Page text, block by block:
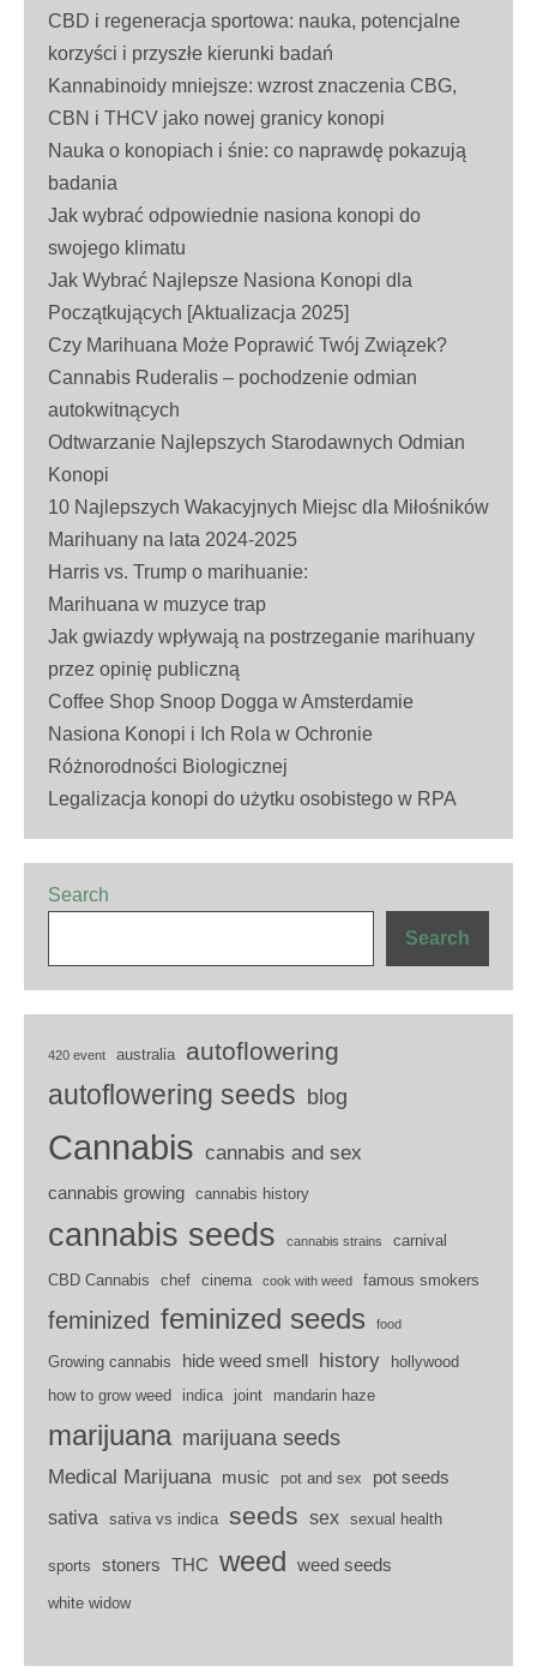
CBD i regeneracja sportowa: nauka, potencjalne
korzyści i przyszłe kierunki badań
Kannabinoidy mniejsze: wzrost znaczenia CBG,
CBN i THCV jako nowej granicy konopi
Nauka o konopiach i śnie: co naprawdę pokazują
badania
Jak wybrać odpowiednie nasiona konopi do
swojego klimatu
Jak Wybrać Najlepsze Nasiona Konopi dla
Początkujących [Aktualizacja 2025]
Czy Marihuana Może Poprawić Twój Związek?
Cannabis Ruderalis – pochodzenie odmian
autokwitnących
Odtwarzanie Najlepszych Starodawnych Odmian
Konopi
10 Najlepszych Wakacyjnych Miejsc dla Miłośników
Marihuany na lata 2024-2025
Harris vs. Trump o marihuanie:
Marihuana w muzyce trap
Jak gwiazdy wpływają na postrzeganie marihuany
przez opinię publiczną
Coffee Shop Snoop Dogga w Amsterdamie
Nasiona Konopi i Ich Rola w Ochronie
Różnorodności Biologicznej
Legalizacja konopi do użytku osobistego w RPA
Search
Search
420 event australia autoflowering
autoflowering seeds blog
Cannabis cannabis and sex
cannabis growing cannabis history
cannabis seeds cannabis strains carnival
CBD Cannabis chef cinema cook with weed famous smokers
feminized feminized seeds food
Growing cannabis hide weed smell history
hollywood
how to grow weed
indica joint mandarin haze
marijuana marijuana seeds
Medical Marijuana
music pot and sex pot seeds
sativa sativa vs indica seeds sex sexual health
sports stoners THC weed weed seeds
white widow